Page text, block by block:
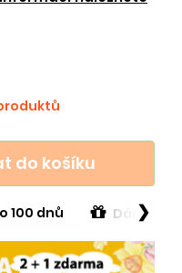
do košíku
100 dnů Dárek v
❯